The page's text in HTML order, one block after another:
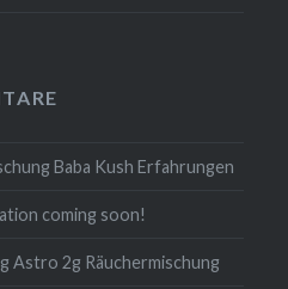
Baba Kush Erfahrungen
coming soon!
Astro 2g Räuchermischung